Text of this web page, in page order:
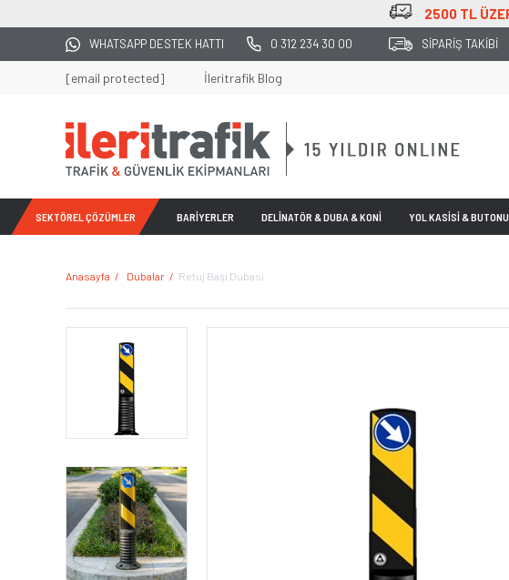
2500 TL ÜZERİ TÜM ALIŞVERİŞLERDE KARGO BEDAVA
WHATSAPP DESTEK HATTI 0 312 234 30 00 SİPARİŞ TAKİBİ
[email protected] İleritrafik Blog
SEKTÖREL ÇÖZÜMLER BARİYERLER DELİNATÖR & DUBA & KONİ YOL KASİSİ & BUTONU
Anasayfa Dubalar Refuj Başı Dubası